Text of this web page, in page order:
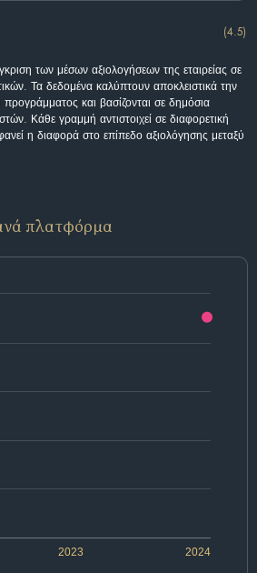
(4.5)
των μέσων αξιολογήσεων της εταιρείας σε
Τα δεδομένα καλύπτουν αποκλειστικά την
και βασίζονται σε δημόσια
Κάθε γραμμή αντιστοιχεί σε διαφορετική
η διαφορά στο επίπεδο αξιολόγησης μεταξύ
πλατφόρμα
2023 2024